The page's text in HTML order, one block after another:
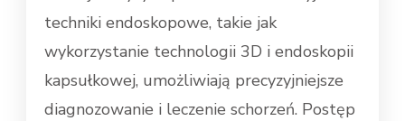
techniki endoskopowe, takie jak
wykorzystanie technologii 3D i endoskopii
kapsułkowej, umożliwiają precyzyjniejsze
diagnozowanie i leczenie schorzeń. Postęp